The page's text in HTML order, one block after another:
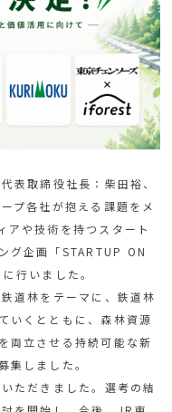
表取締役社長：柴田裕、
プ各社が抱える課題をメ
アや技術を持つスタート
グ企画「STARTUP ON
に行いました。
道林をテーマに、鉄道林
いくとともに、森林資源
両立させる持続可能な新
集しました。
ただきました。選考の結